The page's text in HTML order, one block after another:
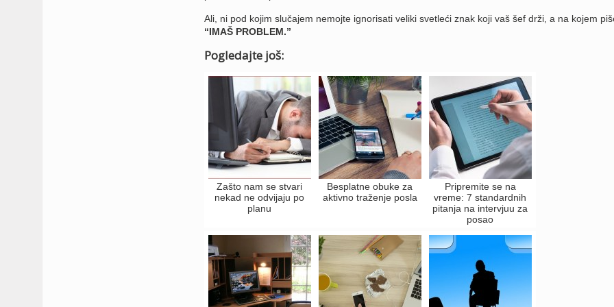
Ali, ni pod kojim slučajem nemojte ignorisati veliki svetleći znak koji vaš šef drži, a na kojem
“IMAŠ PROBLEM.”
Pogledajte još:
Zašto nam se stvari
nekad ne odvijaju po
planu
Besplatne obuke za
aktivno traženje posla
Pripremite se na
vreme: 7 standardnih
pitanja na intervjuu za
posao